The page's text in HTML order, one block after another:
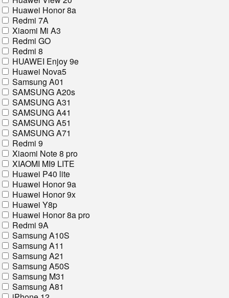
Huawei Honor 8a
Redmi 7A
Xiaomi Mi A3
Redmi GO
Redmi 8
HUAWEI Enjoy 9e
Huawei Nova5
Samsung A01
SAMSUNG A20s
SAMSUNG A31
SAMSUNG A41
SAMSUNG A51
SAMSUNG A71
Redmi 9
Xiaomi Note 8 pro
XIAOMI MI9 LITE
Huawei P40 lite
Huawei Honor 9a
Huawei Honor 9x
Huawei Y8p
Huawei Honor 8a pro
Redmi 9A
Samsung A10S
Samsung A11
Samsung A21
Samsung A50S
Samsung M31
Samsung A81